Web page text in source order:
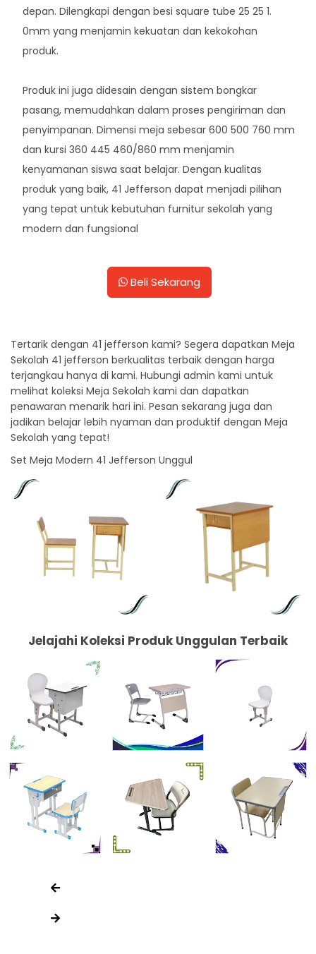
depan. Dilengkapi dengan besi square tube 25 25 1.
0mm yang menjamin kekuatan dan kekokohan
produk.
Produk ini juga didesain dengan sistem bongkar
pasang, memudahkan dalam proses pengiriman dan
penyimpanan. Dimensi meja sebesar 600 500 760 mm
dan kursi 360 445 460/860 mm menjamin
kenyamanan siswa saat belajar. Dengan kualitas
produk yang baik, 41 Jefferson dapat menjadi pilihan
yang tepat untuk kebutuhan furnitur sekolah yang
modern dan fungsional
Beli Sekarang
Tertarik dengan 41 jefferson kami? Segera dapatkan Meja
Sekolah 41 jefferson berkualitas terbaik dengan harga
terjangkau hanya di kami. Hubungi admin kami untuk
melihat koleksi Meja Sekolah kami dan dapatkan
penawaran menarik hari ini. Pesan sekarang juga dan
jadikan belajar lebih nyaman dan produktif dengan Meja
Sekolah yang tepat!
Set Meja Modern 41 Jefferson Unggul
Jelajahi Koleksi Produk Unggulan Terbaik